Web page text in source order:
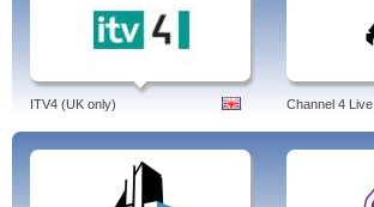
ITV4 (UK only) Channel 4 Live